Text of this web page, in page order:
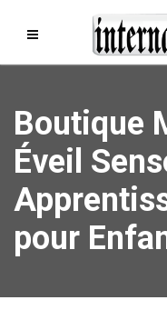
Boutique
Éveil
pour